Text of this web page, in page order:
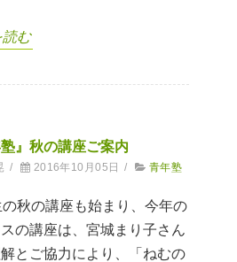
読む
塾』秋の講座ご案内
/ 2016年10月05日 / 青年塾
秋の講座も始まり、今年の
の講座は、宮城まり子さん
とご協力により、「ねむの